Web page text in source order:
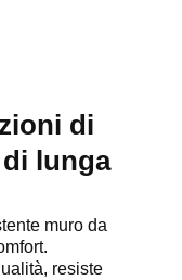
di
lunga
muro da
resiste